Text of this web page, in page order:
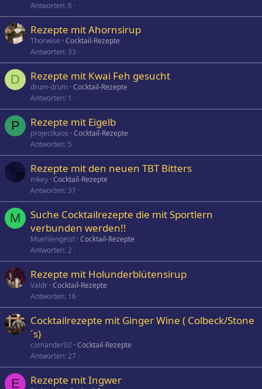
Antworten 6
Rezepte mit Ahornsirup
Thorwise Cocktail-Rezepte
Antworten 33
D Rezepte mit Kwai Feh gesucht
drum-drum Cocktail-Rezepte
Antworten 1
P Rezepte mit Eigelb
projectkaos Cocktail-Rezepte
Antworten 5
Rezepte mit den neuen TBT Bitters
mkey Cocktail-Rezepte
Antworten 37
M
Suche Cocktailrezepte die mit Sportlern
verbunden werden!!
Muehlengeist Cocktail-Rezepte
Antworten 2
Rezepte mit Holunderblütensirup
Valdr Cocktail-Rezepte
Antworten 16
Cocktailrezepte mit Ginger Wine ( Colbeck/Stone
´s)
comander02 Cocktail-Rezepte
Antworten 27
E Rezepte mit Ingwer